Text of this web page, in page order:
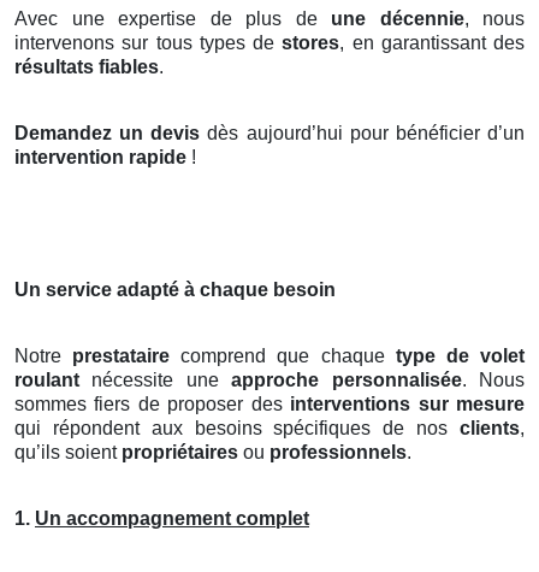
Avec une expertise de plus de une décennie, nous
intervenons sur tous types destores, en garantissant des
résultats fiables.
Demandez un devis dès aujourd’hui pour bénéficier d’un
intervention rapide !
Un service adapté à chaque besoin
Notre prestataire comprend que chaque type de volet
roulant nécessite uneapproche personnalisée. Nous
sommes fiers de proposer des interventions sur mesure
qui répondent aux besoins spécifiques de nos clients,
qu’ils soient propriétaires ou professionnels.
1. Un accompagnement complet